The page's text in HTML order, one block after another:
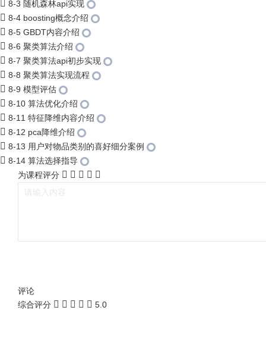
8-3 随机森林api实现
8-4 boosting概念介绍
8-5 GBDT内容介绍
8-6 聚类算法介绍
8-7 聚类算法api初步实现
8-8 聚类算法实现流程
8-9 模型评估
8-10 算法优化介绍
8-11 特征降维内容介绍
8-12 pca降维介绍
8-13 用户对物品类别的喜好细分案例
8-14 算法选择指导
为课程评分
评论
综合评分
5.0